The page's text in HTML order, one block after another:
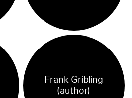
Frank Gribling
(author)